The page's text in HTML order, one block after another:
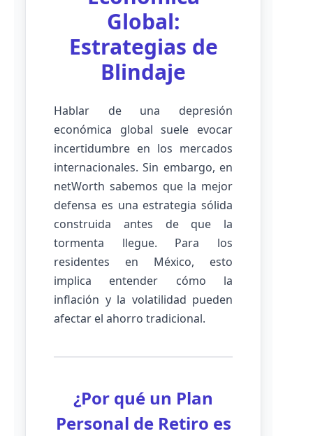
Global:
Estrategias de
Blindaje
Hablar de una depresión
económica global suele evocar
incertidumbre en los mercados
internacionales. Sin embargo, en
netWorth sabemos que la mejor
defensa es una estrategia sólida
construida antes de que la
tormenta llegue. Para los
residentes en México, esto
implica entender cómo la
inflación y la volatilidad pueden
afectar el ahorro tradicional.
¿Por qué un Plan
Personal de Retiro es